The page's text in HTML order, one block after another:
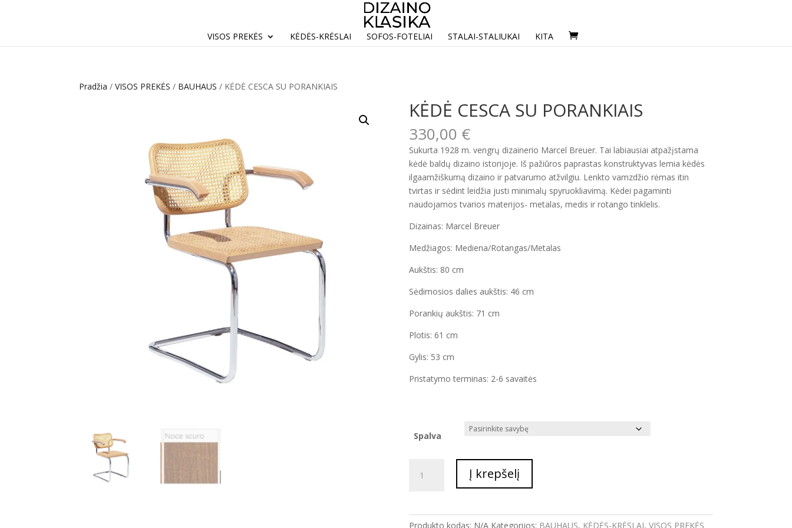
VISOS PREKĖS KĖDĖS-KRĖSLAI SOFOS-FOTELIAI STALAI-STALIUKAI KITA
Pradžia /VISOS PREKĖS / BAUHAUS / KĖDĖ CESCA SU PORANKIAIS
KĖDĖ CESCA SU PORANKIAIS
330,00 €
Sukurta 1928 m. vengrų dizainerio Marcel Breuer. Tai labiausiai atpažįstama
kėdė baldų dizaino istorijoje. Iš pažiūros paprastas konstruktyvas lemia kėdės
ilgaamžiškumą dizaino ir patvarumo atžvilgiu. Lenkto vamzdžio rėmas itin
tvirtas ir sėdint leidžia justi minimalų spyruokliavimą. Kėdei pagaminti
naudojamos tvarios materijos- metalas, medis ir rotango tinklelis.
Dizainas: Marcel Breuer
Medžiagos: Mediena/Rotangas/Metalas
Aukštis: 80 cm
Sėdimosios dalies aukštis: 46 cm
Porankių aukštis: 71 cm
Plotis: 61 cm
Gylis: 53 cm
Pristatymo terminas: 2-6 savaitės
Spalva
kiekis:
Į krepšelį
Produkto kodas: N/A Kategorijos: BAUHAUS, KĖDĖS-KRĖSLAI, VISOS PREKĖS